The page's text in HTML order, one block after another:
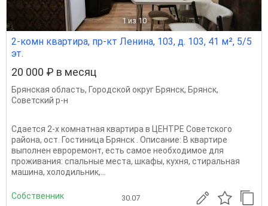
1 из 10
2-комн квартира, пр-кт Ленина, 103, д. 103, 41 м², 5/5
эт.
20 000 ₽ в месяц
Брянская область, Городской округ Брянск, Брянск,
Советский р-н
Сдается 2-х комнатная квартира в ЦЕНТРЕ Советского
района, ост. Гостиница Брянск . Описание: В квартире
выполнен евроремонт, есть самое необходимое для
проживания: спальные места, шкафы, кухня, стиральная
машина, холодильник,...
Собственник 30.07